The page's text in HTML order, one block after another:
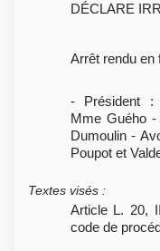
DÉCLARE
Arrêt rendu en
- Président
Mme Guého
Dumoulin -
Poupot et
Textes visés :
Article L. 20,
code de